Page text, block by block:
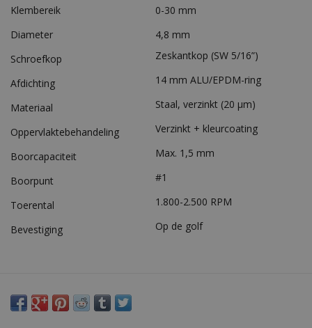
Klembereik
0-30 mm
Diameter
4,8 mm
Schroefkop
Zeskantkop (SW 5/16”)
Afdichting 14 mm ALU/EPDM-ring
Materiaal Staal, verzinkt (20 µm)
Oppervlaktebehandeling Verzinkt + kleurcoating
Boorcapaciteit Max. 1,5 mm
Boorpunt #1
Toerental 1.800-2.500 RPM
Bevestiging Op de golf